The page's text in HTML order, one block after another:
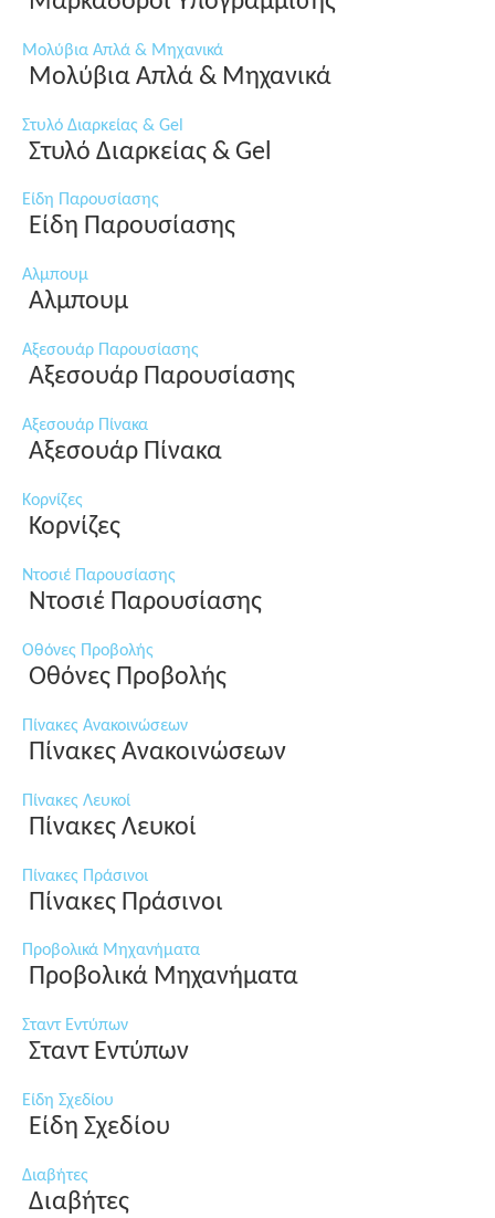
Μολύβια Απλά & Μηχανικά
Μολύβια Απλά & Μηχανικά
Στυλό Διαρκείας & Gel
Στυλό Διαρκείας & Gel
Είδη Παρουσίασης
Είδη Παρουσίασης
Αλμπουμ
Αλμπουμ
Αξεσουάρ Παρουσίασης
Αξεσουάρ Παρουσίασης
Αξεσουάρ Πίνακα
Αξεσουάρ Πίνακα
Κορνίζες
Κορνίζες
Ντοσιέ Παρουσίασης
Ντοσιέ Παρουσίασης
Οθόνες Προβολής
Οθόνες Προβολής
Πίνακες Ανακοινώσεων
Πίνακες Ανακοινώσεων
Πίνακες Λευκοί
Πίνακες Λευκοί
Πίνακες Πράσινοι
Πίνακες Πράσινοι
Προβολικά Μηχανήματα
Προβολικά Μηχανήματα
Σταντ Εντύπων
Σταντ Εντύπων
Είδη Σχεδίου
Είδη Σχεδίου
Διαβήτες
Διαβήτες